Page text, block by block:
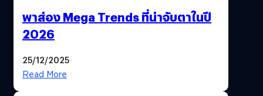
พาส่อง Mega Trends ที่น่าจับตาในปี
2026
25/12/2025
Read More